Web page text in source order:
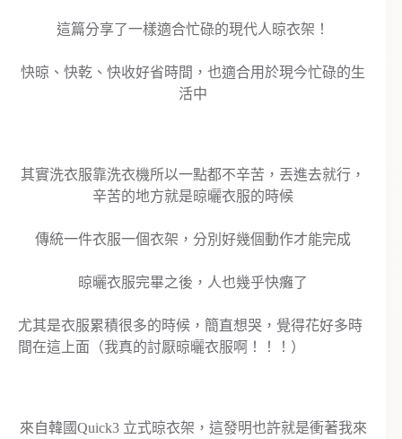
這篇分享了一樣適合忙碌的現代人晾衣架！
快晾、快乾、快收好省時間，也適合用於現今忙碌的生
活中
其實洗衣服靠洗衣機所以一點都不辛苦，丟進去就行，
辛苦的地方就是晾曬衣服的時候
傳統一件衣服一個衣架，分別好幾個動作才能完成
晾曬衣服完畢之後，人也幾乎快癱了
尤其是衣服累積很多的時候，簡直想哭，覺得花好多時
間在這上面（我真的討厭晾曬衣服啊！！！）
來自韓國Quick3 立式晾衣架，這發明也許就是衝著我來